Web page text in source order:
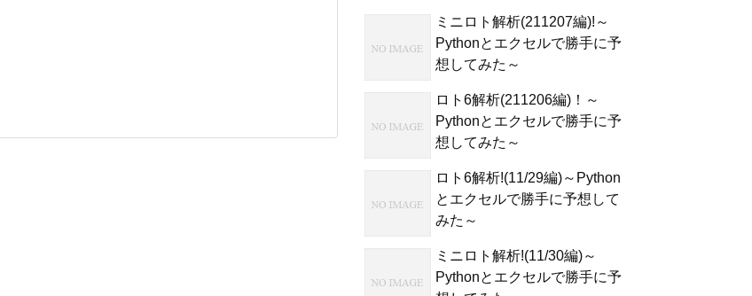
ミニロト解析(211207編)!～
Pythonとエクセルで勝手に予
想してみた～
ロト6解析(211206編)！～
Pythonとエクセルで勝手に予
想してみた～
ロト6解析!(11/29編)～Python
とエクセルで勝手に予想して
みた～
ミニロト解析!(11/30編)～
Pythonとエクセルで勝手に予